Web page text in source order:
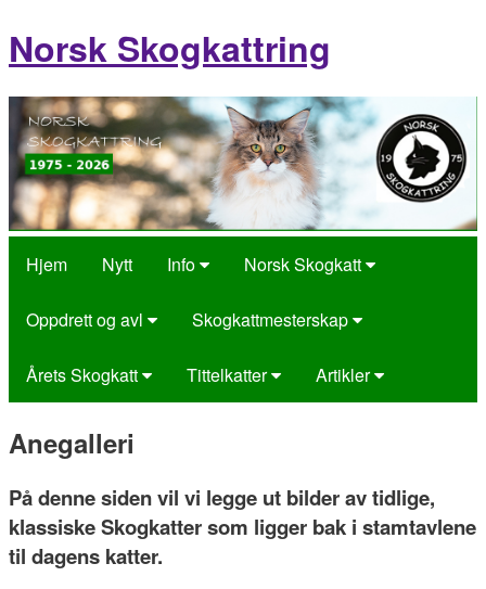
Norsk Skogkattring
Hjem Nytt Info Norsk Skogkatt
Oppdrett og avl Skogkattmesterskap
Årets Skogkatt Tittelkatter Artikler
Anegalleri
På denne siden vil vi legge ut bilder av tidlige,
klassiske Skogkatter som ligger bak i stamtavlene
til dagens katter.